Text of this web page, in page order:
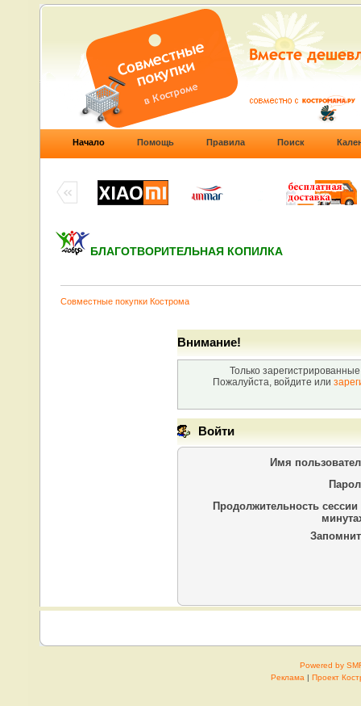
Начало Помощь Правила Поиск
БЛАГОТВОРИТЕЛЬНАЯ КОПИЛКА
Совместные покупки Кострома
Внимание!
Только
Пожалуйста, войдите или
Войти
Имя
Продолжительность сессии
Powered by
Реклама | Проект